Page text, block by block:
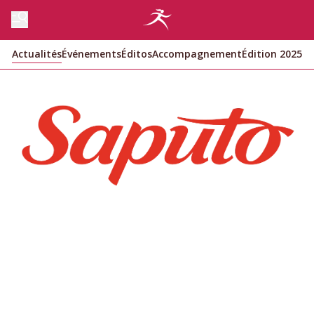
ActualitésÉvénementsÉditosAccompagnementÉdition 2025